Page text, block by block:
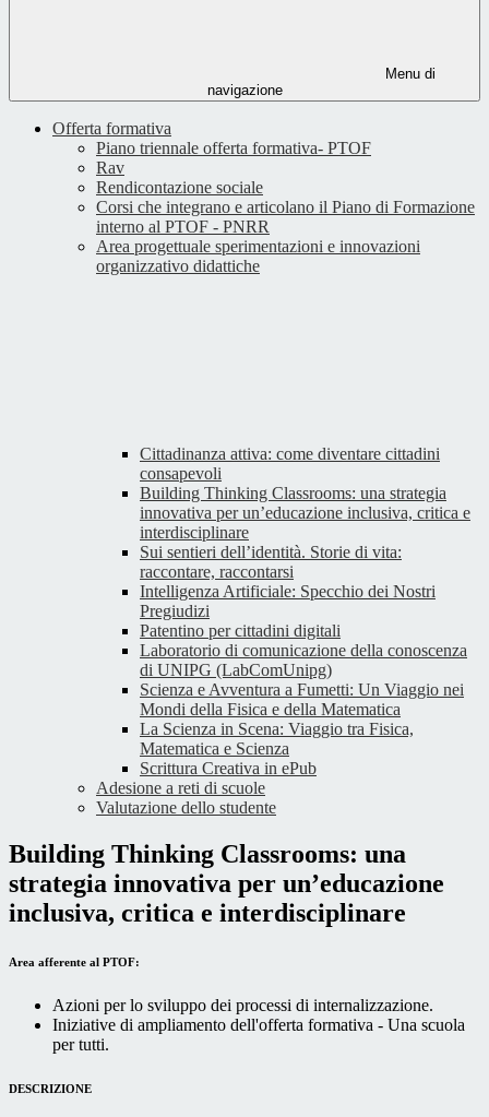
Menu di
navigazione
Offerta formativa
Piano triennale offerta formativa- PTOF
Rav
Rendicontazione sociale
Corsi che integrano e articolano il Piano di Formazione
interno al PTOF - PNRR
Area progettuale sperimentazioni e innovazioni
organizzativo didattiche
Cittadinanza attiva: come diventare cittadini
consapevoli
Building Thinking Classrooms: una strategia
innovativa per un’educazione inclusiva, critica e
interdisciplinare
Sui sentieri dell’identità. Storie di vita:
raccontare, raccontarsi
Intelligenza Artificiale: Specchio dei Nostri
Pregiudizi
Patentino per cittadini digitali
Laboratorio di comunicazione della conoscenza
di UNIPG (LabComUnipg)
Scienza e Avventura a Fumetti: Un Viaggio nei
Mondi della Fisica e della Matematica
La Scienza in Scena: Viaggio tra Fisica,
Matematica e Scienza
Scrittura Creativa in ePub
Adesione a reti di scuole
Valutazione dello studente
Building Thinking Classrooms: una
strategia innovativa per un’educazione
inclusiva, critica e interdisciplinare
Area afferente al PTOF:
Azioni per lo sviluppo dei processi di internalizzazione.
Iniziative di ampliamento dell'offerta formativa - Una scuola
per tutti.
DESCRIZIONE